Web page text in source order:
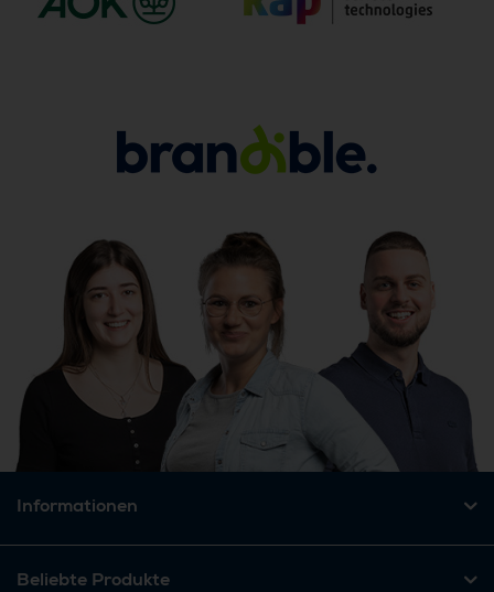
Informationen
Beliebte Produkte